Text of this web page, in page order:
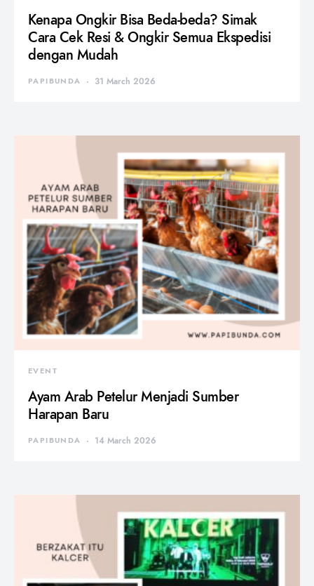
Kenapa Ongkir Bisa Beda-beda? Simak
Cara Cek Resi & Ongkir Semua Ekspedisi
dengan Mudah
PAPIBUNDA 31 March 2026
EVENT
Ayam Arab Petelur Menjadi Sumber
Harapan Baru
PAPIBUNDA 14 March 2026